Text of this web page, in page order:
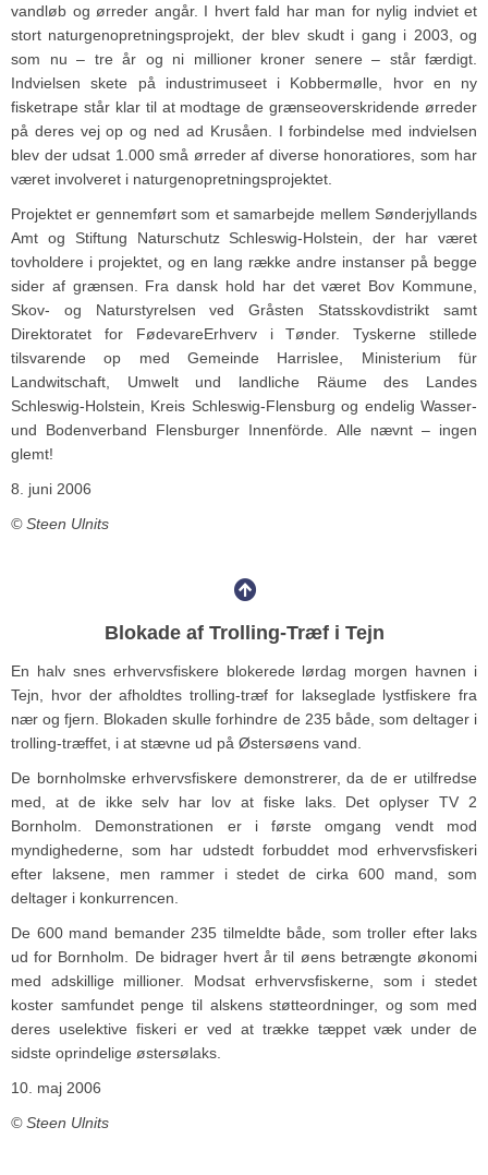
vandløb og ørreder angår. I hvert fald har man for nylig indviet et
stort naturgenopretningsprojekt, der blev skudt i gang i 2003, og
som nu – tre år og ni millioner kroner senere – står færdigt.
Indvielsen skete på industrimuseet i Kobbermølle, hvor en ny
fisketrape står klar til at modtage de grænseoverskridende ørreder
på deres vej op og ned ad Krusåen. I forbindelse med indvielsen
blev der udsat 1.000 små ørreder af diverse honoratiores, som har
været involveret i naturgenopretningsprojektet.
Projektet er gennemført som et samarbejde mellem Sønderjyllands
Amt og Stiftung Naturschutz Schleswig-Holstein, der har været
tovholdere i projektet, og en lang række andre instanser på begge
sider af grænsen. Fra dansk hold har det været Bov Kommune,
Skov- og Naturstyrelsen ved Gråsten Statsskovdistrikt samt
Direktoratet for FødevareErhverv i Tønder. Tyskerne stillede
tilsvarende op med Gemeinde Harrislee, Ministerium für
Landwitschaft, Umwelt und landliche Räume des Landes
Schleswig-Holstein, Kreis Schleswig-Flensburg og endelig Wasser-
und Bodenverband Flensburger Innenförde. Alle nævnt – ingen
glemt!
8. juni 2006
© Steen Ulnits
Blokade af Trolling-Træf i Tejn
En halv snes erhvervsfiskere blokerede lørdag morgen havnen i
Tejn, hvor der afholdtes trolling-træf for lakseglade lystfiskere fra
nær og fjern. Blokaden skulle forhindre de 235 både, som deltager i
trolling-træffet, i at stævne ud på Østersøens vand.
De bornholmske erhvervsfiskere demonstrerer, da de er utilfredse
med, at de ikke selv har lov at fiske laks. Det oplyser TV 2
Bornholm. Demonstrationen er i første omgang vendt mod
myndighederne, som har udstedt forbuddet mod erhvervsfiskeri
efter laksene, men rammer i stedet de cirka 600 mand, som
deltager i konkurrencen.
De 600 mand bemander 235 tilmeldte både, som troller efter laks
ud for Bornholm. De bidrager hvert år til øens betrængte økonomi
med adskillige millioner. Modsat erhvervsfiskerne, som i stedet
koster samfundet penge til alskens støtteordninger, og som med
deres uselektive fiskeri er ved at trække tæppet væk under de
sidste oprindelige østersølaks.
10. maj 2006
© Steen Ulnits